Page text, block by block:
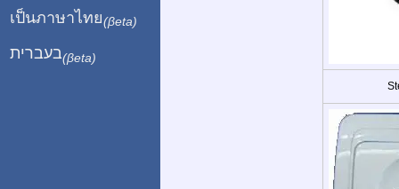
เป็นภาษาไทย(βeta)
בעברית(βeta)